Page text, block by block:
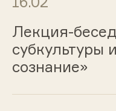
Лекция-
субкультуры
сознание»